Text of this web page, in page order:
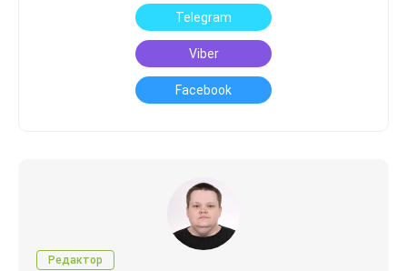
Telegram
Viber
Facebook
Редактор